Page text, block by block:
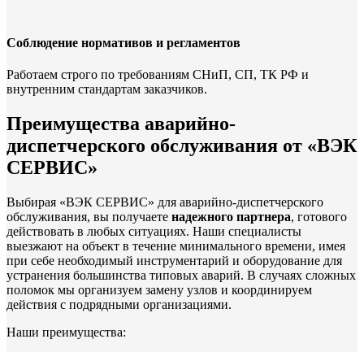
Соблюдение нормативов и регламентов
Работаем строго по требованиям СНиП, СП, ТК РФ и
внутренним стандартам заказчиков.
Преимущества аварийно-
диспетчерского обслуживания от «ВЭК
СЕРВИС»
Выбирая «ВЭК СЕРВИС» для аварийно-диспетчерского
обслуживания, вы получаете надежного партнера, готового
действовать в любых ситуациях. Наши специалисты
выезжают на объект в течение минимального времени, имея
при себе необходимый инструментарий и оборудование для
устранения большинства типовых аварий. В случаях сложных
поломок мы организуем замену узлов и координируем
действия с подрядными организациями.
Наши преимущества: